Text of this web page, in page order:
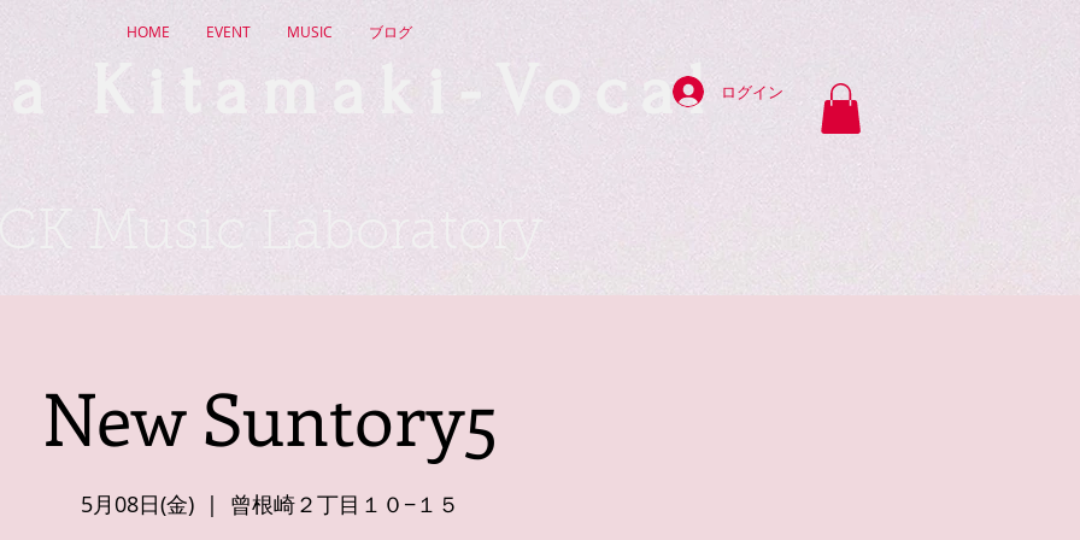
HOME EVENT MUSIC ブログ
Kitamaki-Vocal ログイン
Music Laboratory
New Suntory5
5月08日(金)
  |
曾根崎２丁目１０−１５